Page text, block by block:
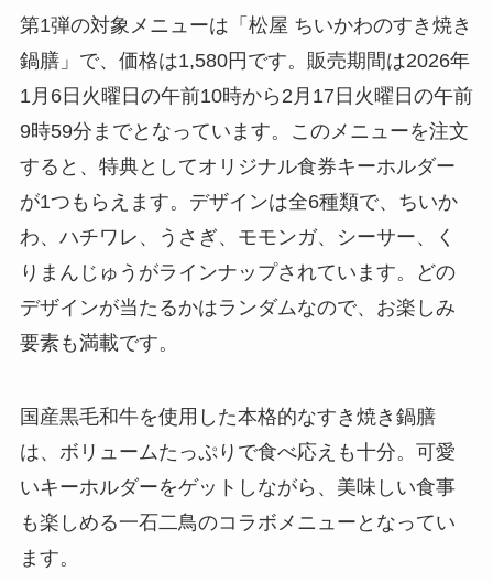
第1弾の対象メニューは「松屋 ちいかわのすき焼き
鍋膳」で、価格は1,580円です。販売期間は2026年
1月6日火曜日の午前10時から2月17日火曜日の午前
9時59分までとなっています。このメニューを注文
すると、特典としてオリジナル食券キーホルダー
が1つもらえます。デザインは全6種類で、ちいか
わ、ハチワレ、うさぎ、モモンガ、シーサー、く
りまんじゅうがラインナップされています。どの
デザインが当たるかはランダムなので、お楽しみ
要素も満載です。
国産黒毛和牛を使用した本格的なすき焼き鍋膳
は、ボリュームたっぷりで食べ応えも十分。可愛
いキーホルダーをゲットしながら、美味しい食事
も楽しめる一石二鳥のコラボメニューとなってい
ます。